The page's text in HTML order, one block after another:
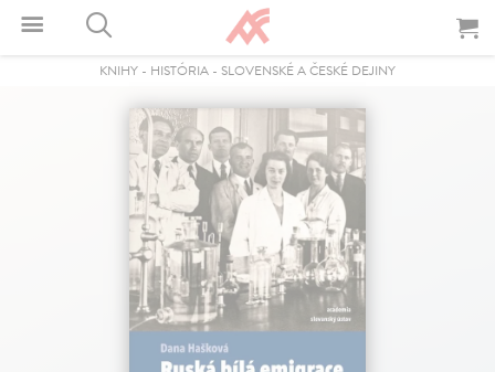
KNIHY - HISTÓRIA - SLOVENSKÉ A ČESKÉ DEJINY